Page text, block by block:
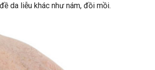
da liễu khác như nám, đồi mồi.